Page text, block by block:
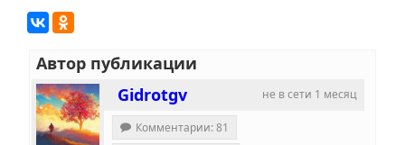
Автор публикации
не в сети 1 месяц
Gidrotgv
Комментарии: 81